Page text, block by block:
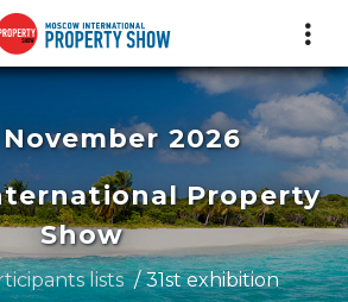
November 2026
Property
Show
lists 31st exhibition